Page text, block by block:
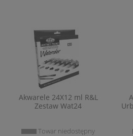
Akwarele 24X12 ml R&L
Zestaw Wat24
Towar niedostępny